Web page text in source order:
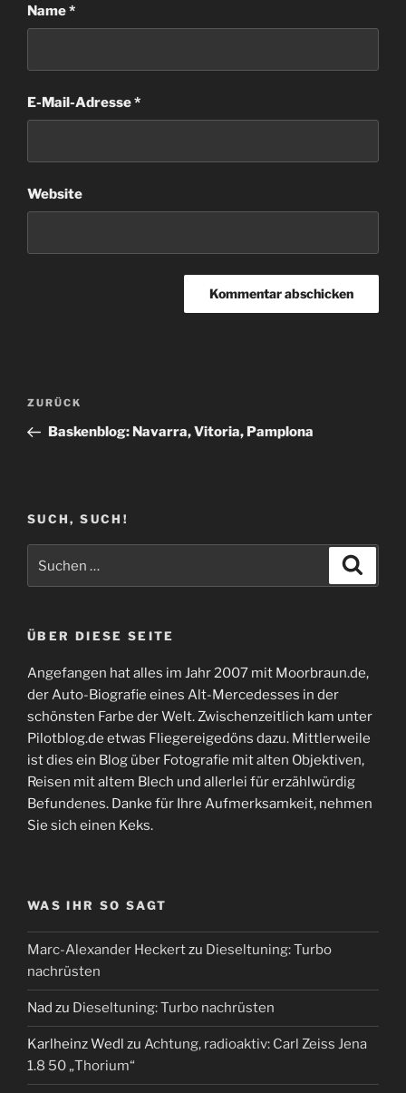
Name*
E-Mail-Adresse*
Website
Beitragsnavigation
Vorheriger
Beitrag
ZURÜCK
Baskenblog: Navarra, Vitoria, Pamplona
SUCH, SUCH!
ÜBER DIESE SEITE
Angefangen hat alles im Jahr 2007 mit Moorbraun.de,
der Auto-Biografie eines Alt-Mercedesses in der
schönsten Farbe der Welt. Zwischenzeitlich kam unter
Pilotblog.de etwas Fliegereigedöns dazu. Mittlerweile
ist dies ein Blog über Fotografie mit alten Objektiven,
Reisen mit altem Blech und allerlei für erzählwürdig
Befundenes. Danke für Ihre Aufmerksamkeit, nehmen
Sie sich einen Keks.
WAS IHR SO SAGT
Marc-Alexander Heckertzu Dieseltuning: Turbo
nachrüsten
Nad zu Dieseltuning: Turbo nachrüsten
Karlheinz Wedl zu Achtung, radioaktiv: Carl Zeiss Jena
1.8 50 „Thorium“